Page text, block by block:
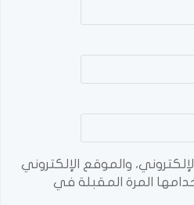
والموقع الإلكتروني
المرة المقبلة في